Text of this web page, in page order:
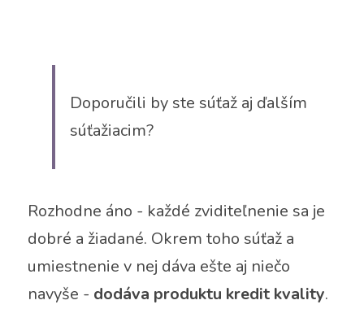
Doporučili by ste súťaž aj ďalším
súťažiacim?
Rozhodne áno - každé zviditeľnenie sa je
dobré a žiadané. Okrem toho súťaž a
umiestnenie v nej dáva ešte aj niečo
navyše - dodáva produktu kredit kvality.